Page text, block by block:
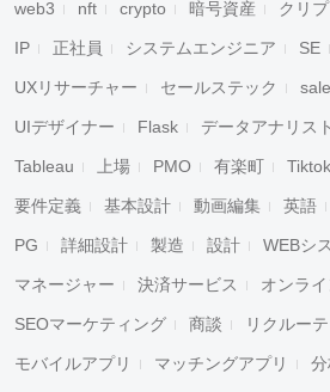
web3 nft crypto 暗号資産 クリプ
IP 正社員 システムエンジニア SE
UXリサーチャー セールステック
UIデザイナー Flask データアナリスト
Tableau 上場 PMO 有楽町 Tiktok
要件定義 基本設計 動画編集 英語
PG 詳細設計 製造 設計 WEBシ
マネージャー 決済サービス オンライ
SEOマーケティング 商談 リクルー
モバイルアプリ マッチングアプリ